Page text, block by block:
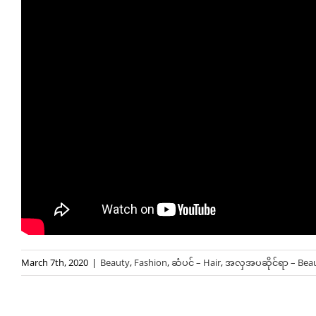
March 7th, 2020 | Beauty, Fashion,ဆံပင် – Hair,အလှအပဆိုင်ရာ –